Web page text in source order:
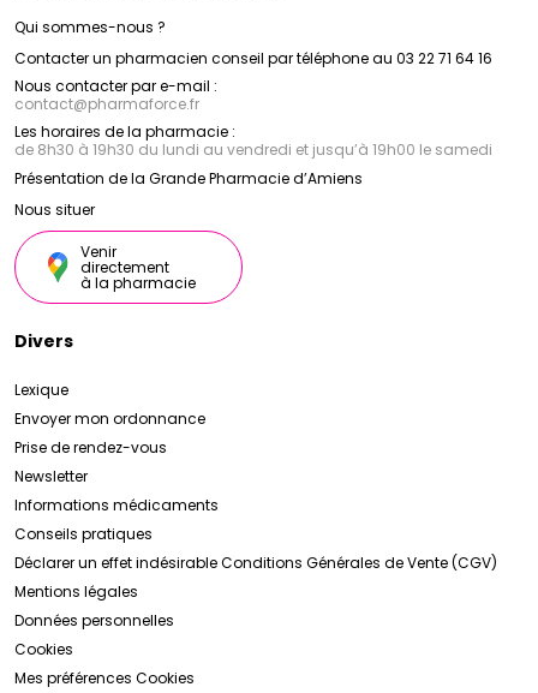
Qui sommes-nous ?
Contacter un pharmacien conseil par téléphone au 03 22 71 64 16
Nous contacter par e-mail :
contact@pharmaforce.fr
Les horaires de la pharmacie :
de 8h30 à 19h30 du lundi au vendredi et jusqu’à 19h00 le samedi
Présentation de la Grande Pharmacie d’Amiens
Nous situer
Venir
directement
à la pharmacie
Divers
Lexique
Envoyer mon ordonnance
Prise de rendez-vous
Newsletter
Informations médicaments
Conseils pratiques
Déclarer un effet indésirableConditions Générales de Vente (CGV)
Mentions légales
Données personnelles
Cookies
Mes préférences Cookies